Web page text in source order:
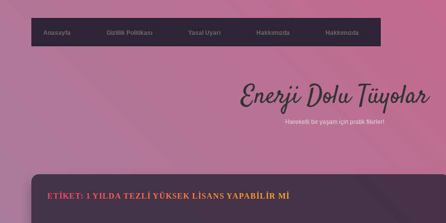
Anasayfa Gizlilik Politikası Yasal Uyarı Hakkımızda Hakkımızda
Enerji Dolu Tüyolar
Hareketli bir yaşam için pratik fikirler!
ETIKET: 1 YILDA TEZLI YÜKSEK LISANS YAPABILIR MI